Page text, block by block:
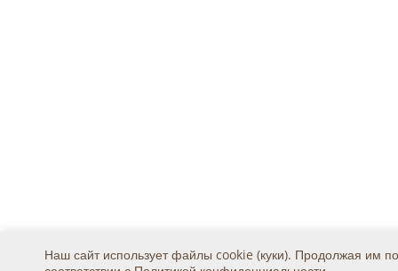
Наш сайт использует файлы cookie (куки). Продолжая им